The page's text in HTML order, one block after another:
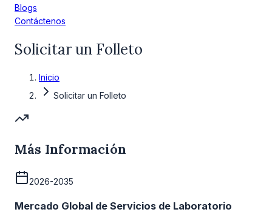
Blogs
Contáctenos
Solicitar un Folleto
Inicio
Solicitar un Folleto
Más Información
2026-2035
Mercado Global de Servicios de Laboratorio